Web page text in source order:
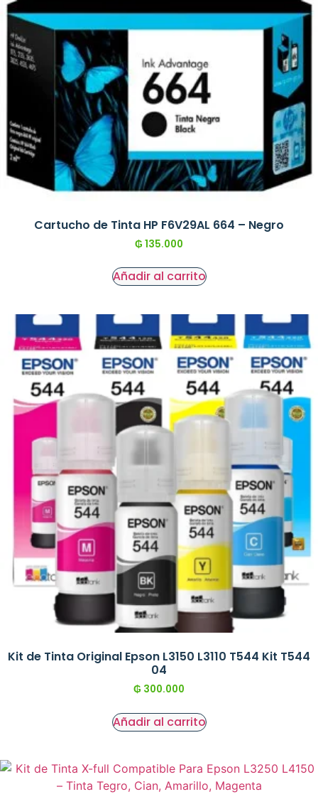
Cartucho de Tinta HP F6V29AL 664 – Negro
₲ 135.000
Añadir al carrito
Kit de Tinta Original Epson L3150 L3110 T544 Kit T544
04
₲ 300.000
Añadir al carrito